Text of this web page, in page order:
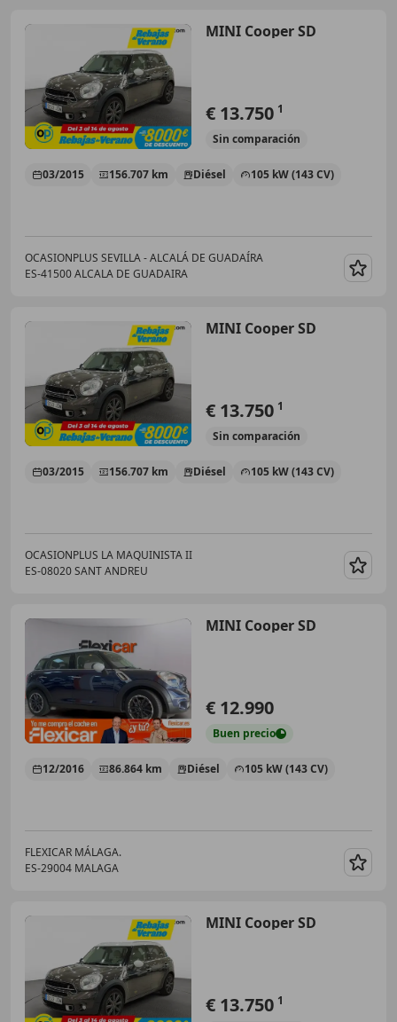
MINI Cooper SD
€ 13.750 1
Sin comparación
03/2015 156.707 km Diésel 105 kW (143 CV)
OCASIONPLUS SEVILLA - ALCALÁ DE GUADAÍRA
ES-41500 ALCALA DE GUADAIRA
MINI Cooper SD
€ 13.750 1
Sin comparación
03/2015 156.707 km Diésel 105 kW (143 CV)
OCASIONPLUS LA MAQUINISTA II
ES-08020 SANT ANDREU
MINI Cooper SD
€ 12.990
Buen precio
12/2016 86.864 km Diésel 105 kW (143 CV)
FLEXICAR MÁLAGA.
ES-29004 MALAGA
MINI Cooper SD
€ 13.750 1